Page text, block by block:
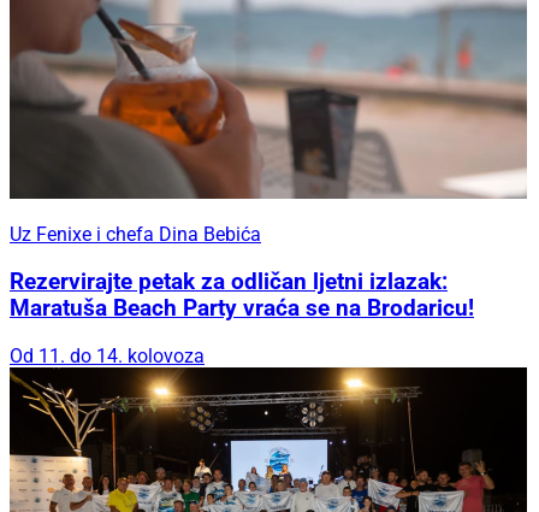
Uz Fenixe i chefa Dina Bebića
Rezervirajte petak za odličan ljetni izlazak:
Maratuša Beach Party vraća se na Brodaricu!
Od 11. do 14. kolovoza